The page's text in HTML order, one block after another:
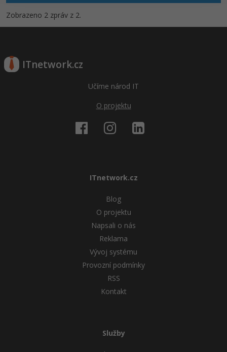
Zobrazeno 2 zpráv z 2.
ITnetwork.cz
Učíme národ IT
O projektu
ITnetwork.cz
Blog
O projektu
Napsali o nás
Reklama
Vývoj systému
Provozní podmínky
RSS
Kontakt
Služby